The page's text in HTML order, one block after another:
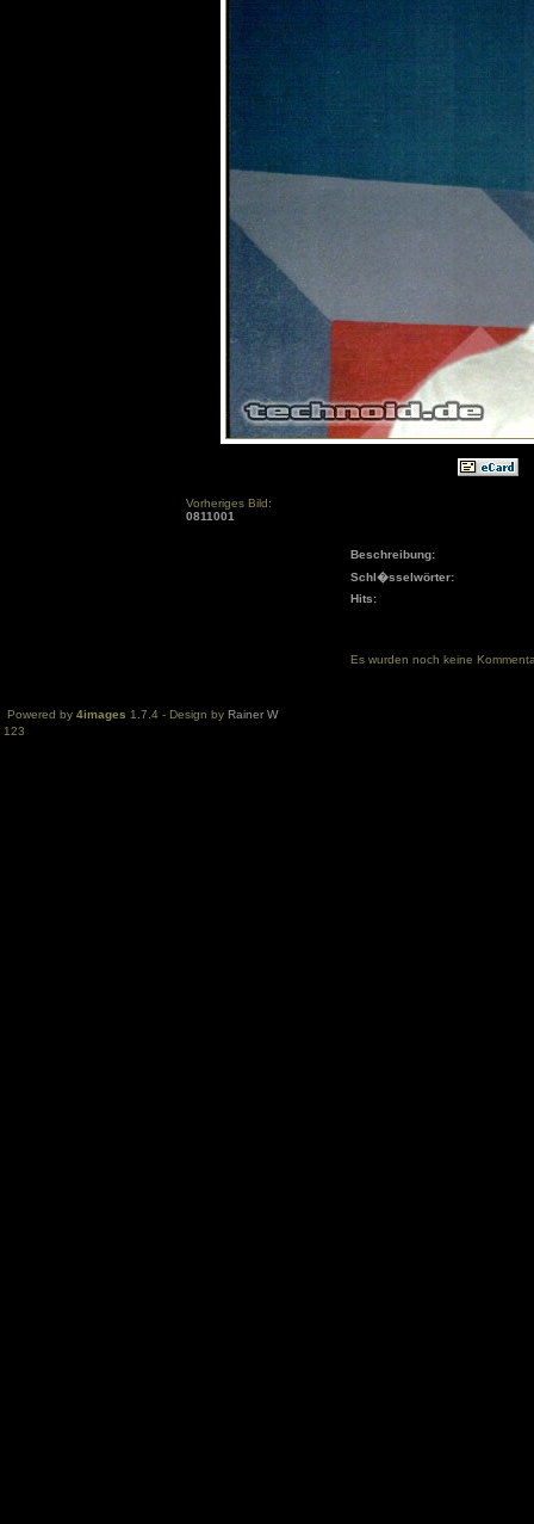
Vorheriges Bild:
0811001
Beschreibung:
Schl�sselwörter:
Hits:
Es wurden noch keine
Powered by 4images 1.7.4 - Design by Rainer W
123